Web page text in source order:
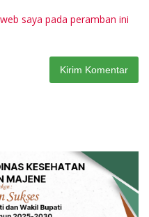
saya pada peramban ini